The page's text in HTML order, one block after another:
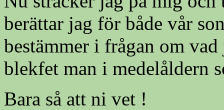
berättar jag för både vår
bestämmer i frågan om
blekfet man i medelåldern
Bara så att ni vet !